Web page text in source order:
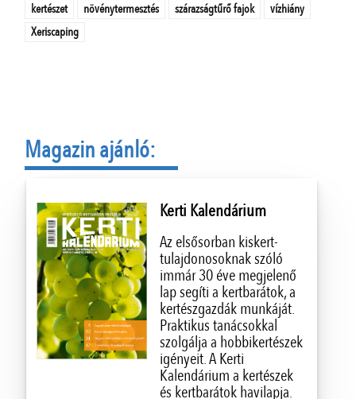
kertészet
növénytermesztés szárazságtűrő fajok
vízhiány
Xeriscaping
Magazin ajánló:
Kerti Kalendárium
Az elsősorban kiskert-
tulajdonosoknak szóló
immár 30 éve megjelenő
lap segíti a kertbarátok, a
kertészgazdák munkáját.
Praktikus tanácsokkal
szolgálja a hobbikertészek
igényeit. A Kerti
Kalendárium a kertészek
és kertbarátok havilapja.